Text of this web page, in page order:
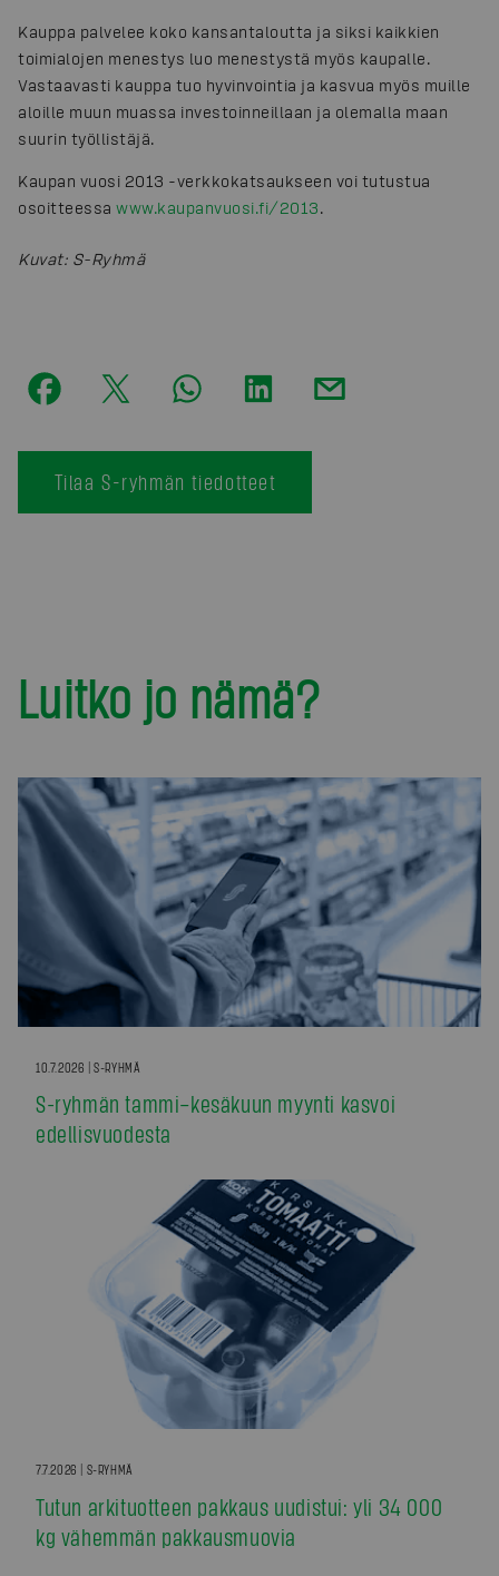
Kauppa palvelee koko kansantaloutta ja siksi kaikkien
toimialojen menestys luo menestystä myös kaupalle.
Vastaavasti kauppa tuo hyvinvointia ja kasvua myös muille
aloille muun muassa investoinneillaan ja olemalla maan
suurin työllistäjä.
Kaupan vuosi 2013 -verkkokatsaukseen voi tutustua
osoitteessa www.kaupanvuosi.fi/2013.
Kuvat: S-Ryhmä
Tilaa S-ryhmän tiedotteet
Luitko jo nämä?
10.7.2026 | S-RYHMÄ
S-ryhmän tammi–kesäkuun myynti kasvoi
edellisvuodesta
7.7.2026 | S-RYHMÄ
Tutun arkituotteen pakkaus uudistui: yli 34 000
kg vähemmän pakkausmuovia